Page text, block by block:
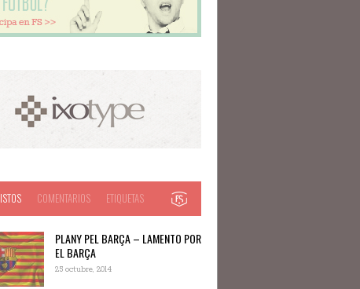
COMENTARIOS ETIQUETAS
PLANY PEL BARÇA – LAMENTO POR
EL BARÇA
25 octubre, 2014